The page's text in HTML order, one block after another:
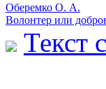
Оберемко О. А.
Волонтер или
Текст